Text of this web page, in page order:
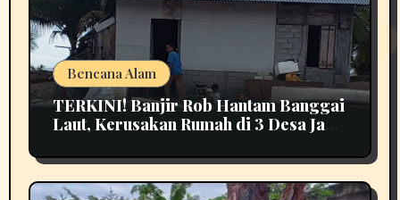
Bencana Alam
TERKINI! Banjir Rob Hantam Banggai
Laut, Kerusakan Rumah di 3 Desa Jadi